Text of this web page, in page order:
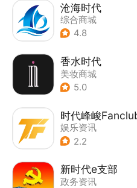
沧海时代
综合商城
4.8
香水时代
美妆商城
5.0
时代峰峻
娱乐资讯
2.2
新时代e支部
政务资讯